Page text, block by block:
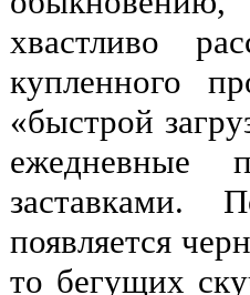
хвастливо
купленного
«быстрой
ежедневные
заставками.
появляется
то бегущих